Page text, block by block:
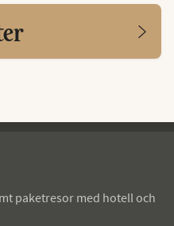
paketresor med hotell och